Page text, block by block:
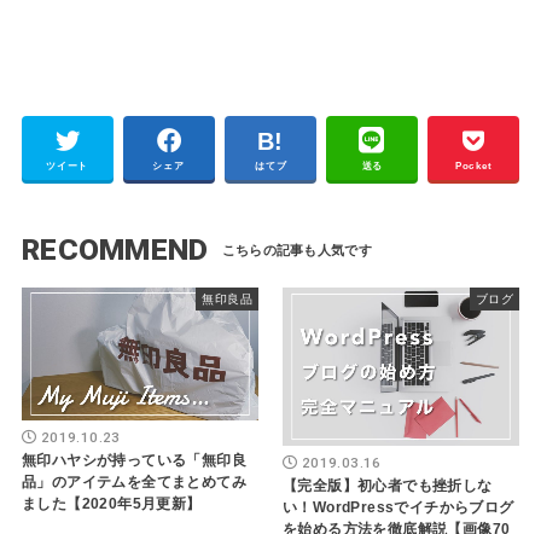
ツイート シェア はてブ 送る Pocket
RECOMMEND
無印良品
2019.10.23
無印ハヤシが持っている「無印良
品」のアイテムを全てまとめてみ
ました【2020年5月更新】
ブログ
2019.03.16
【完全版】初心者でも挫折しな
い！WordPressでイチからブログ
を始める方法を徹底解説【画像70